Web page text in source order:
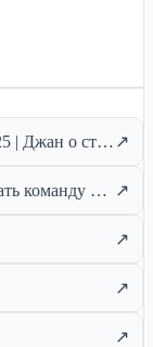
21st Gold × Fellows Team: Арбитраж 2025 | Джан о стабильных связках, ROI и практических кейсах ↗
Операционка в арбитраже: как не сломать команду и уверенно масштабироваться | AFFPRO x FELLOWS TEAM ↗
↗
↗
↗